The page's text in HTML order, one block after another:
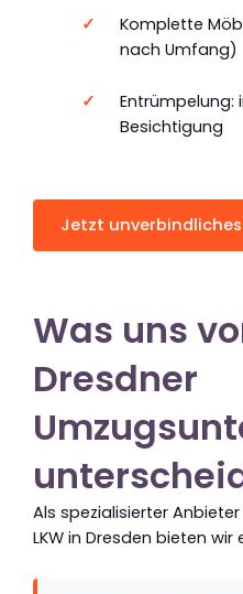
Komplette
nach Umfang)
Entrümpelung:
Besichtigung
Jetzt
Was uns
Dresdner
Als spezialisierter
LKW in Dresden bieten